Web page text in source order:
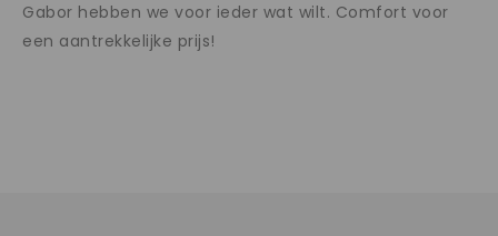
Gabor hebben we voor ieder wat wilt. Comfort voor
een aantrekkelijke prijs!